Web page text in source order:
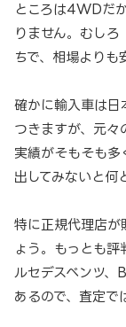
ところは4WDだ
りません。むし
ちで、相場よりも
確かに輸入車は日
つきますが、元々
実績がそもそも多
出してみないと何
特に正規代理店が
ょう。もっとも評
ルセデスベンツ
あるので、査定で